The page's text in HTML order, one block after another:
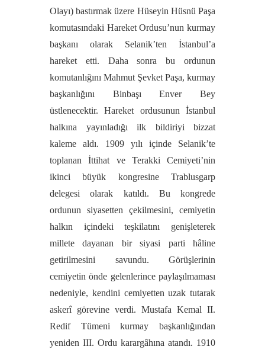
Olayı) bastırmak üzere Hüseyin Hüsnü Paşa
komutasındaki Hareket Ordusu’nun kurmay
başkanı olarak Selanik’ten İstanbul’a
hareket etti. Daha sonra bu ordunun
komutanlığını Mahmut Şevket Paşa, kurmay
başkanlığını Binbaşı Enver Bey
üstlenecektir. Hareket ordusunun İstanbul
halkına yayınladığı ilk bildiriyi bizzat
kaleme aldı. 1909 yılı içinde Selanik’te
toplanan İttihat ve Terakki Cemiyeti’nin
ikinci büyük kongresine Trablusgarp
delegesi olarak katıldı. Bu kongrede
ordunun siyasetten çekilmesini, cemiyetin
halkın içindeki teşkilatını genişleterek
millete dayanan bir siyasi parti hâline
getirilmesini savundu. Görüşlerinin
cemiyetin önde gelenlerince paylaşılmaması
nedeniyle, kendini cemiyetten uzak tutarak
askerî görevine verdi. Mustafa Kemal II.
Redif Tümeni kurmay başkanlığından
yeniden III. Ordu karargâhına atandı. 1910